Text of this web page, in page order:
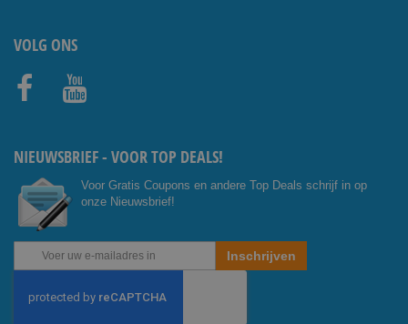
VOLG ONS
NIEUWSBRIEF - VOOR TOP DEALS!
Voor Gratis Coupons en andere Top Deals schrijf in op
onze Nieuwsbrief!
Abonneer
onze
Inschrijven